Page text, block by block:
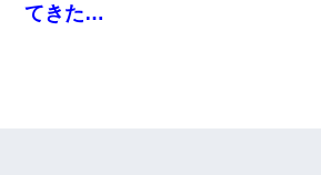
てきた…